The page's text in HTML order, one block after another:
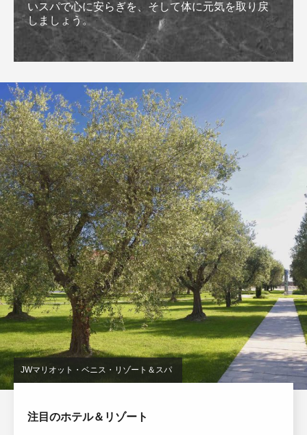
いスパで心に安らぎを、そして体に元気を取り戻
しましょう。
JWマリオット・ベニス・リゾート＆スパ
注目のホテル＆リゾート